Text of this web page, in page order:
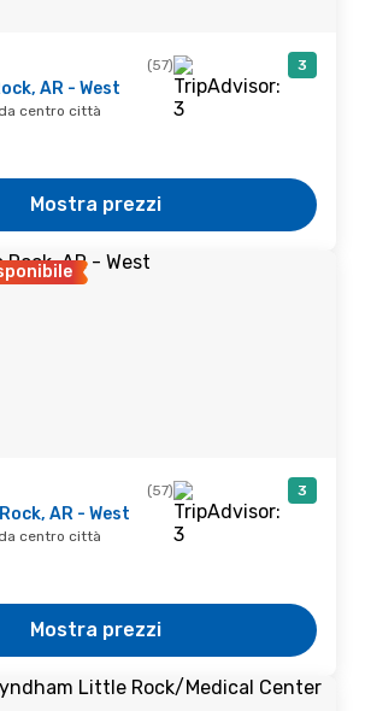
(57) 3
AR - West
centro città
Mostra prezzi
(57) 3
AR - West
centro città
Mostra prezzi